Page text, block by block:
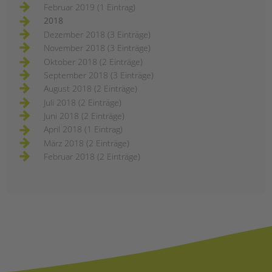
Februar 2019 (1 Eintrag)
2018
Dezember 2018 (3 Einträge)
November 2018 (3 Einträge)
Oktober 2018 (2 Einträge)
September 2018 (3 Einträge)
August 2018 (2 Einträge)
Juli 2018 (2 Einträge)
Juni 2018 (2 Einträge)
April 2018 (1 Eintrag)
März 2018 (2 Einträge)
Februar 2018 (2 Einträge)